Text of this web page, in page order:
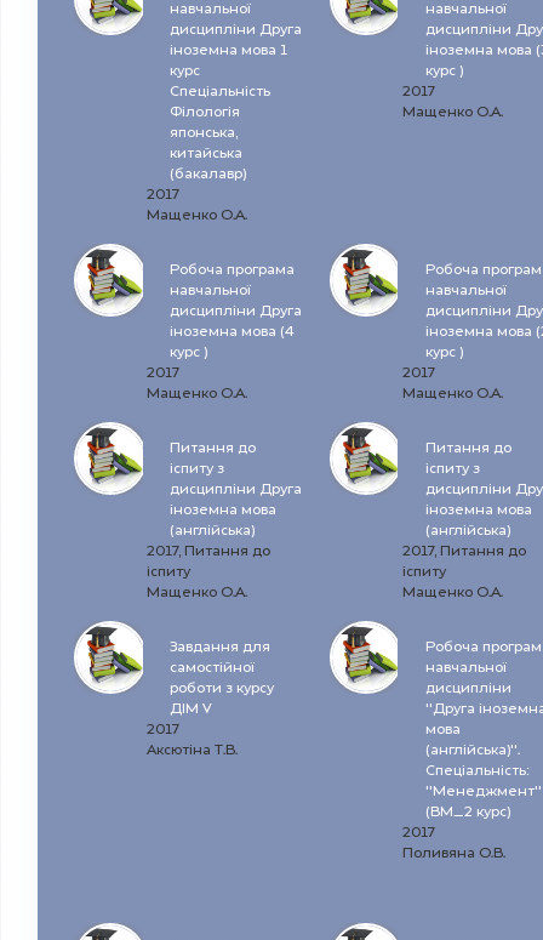
навчальної
дисципліни Друга
іноземна мова 1
курс
Спеціальність
Філологія
японська,
китайська
(бакалавр)
2017
Мащенко О.А.
навчальної
дисципліни
іноземна мова
курс )
2017
Мащенко О.А.
Робоча програма
навчальної
дисципліни Друга
іноземна мова (4
курс )
2017
Мащенко О.А.
Робоча
навчальної
дисципліни
іноземна мова
курс )
2017
Мащенко О.А.
Питання до
іспиту з
дисципліни Друга
іноземна мова
(англійська)
2017, Питання до
іспиту
Мащенко О.А.
Питання до
іспиту з
дисципліни
іноземна мова
(англійська)
2017, Питання до
іспиту
Мащенко О.А.
Завдання для
самостійної
роботи з курсу
ДІМ V
2017
Аксютіна Т.В.
Робоча
навчальної
дисципліни
"Друга
мова
(англійська)".
Спеціальність:
"Менеджмент"
(ВМ_2 курс)
2017
Поливяна О.В.